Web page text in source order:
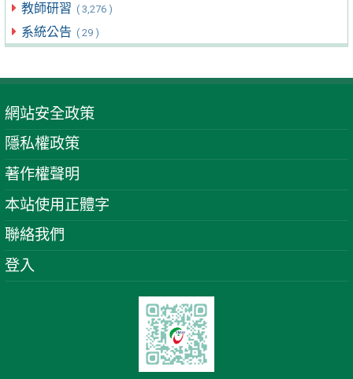
教師研習 ( 3,276 )
系統公告 ( 29 )
網站安全政策
隱私權政策
著作權聲明
本站使用正體字
聯絡我們
登入